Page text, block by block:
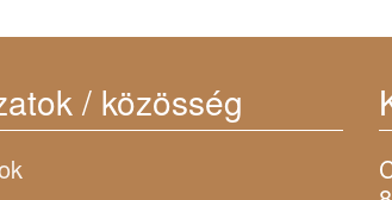
/ közösség